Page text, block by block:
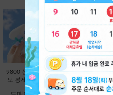
9800 산리오 학사
모 봉제인형 가방
고리 13cm-시나모
9800 산리오 학사
모 봉제인형 가방
고리 13cm-쿠로미